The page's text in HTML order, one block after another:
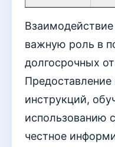
важную роль в
долгосрочных
Предоставление
инструкций,
использованию
честное